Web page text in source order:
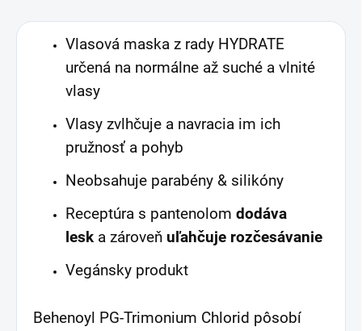
Vlasová maska z rady HYDRATE
určená na normálne až suché a vlnité
vlasy
Vlasy zvlhčuje a navracia im ich
pružnosť a pohyb
Neobsahuje parabény & silikóny
Receptúra s pantenolom dodáva
lesk a zároveň uľahčuje rozčesávanie
Vegánsky produkt
Behenoyl PG-Trimonium Chlorid pôsobí